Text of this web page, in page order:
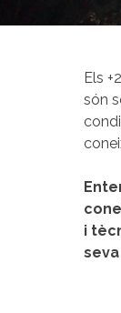
Els
són
i